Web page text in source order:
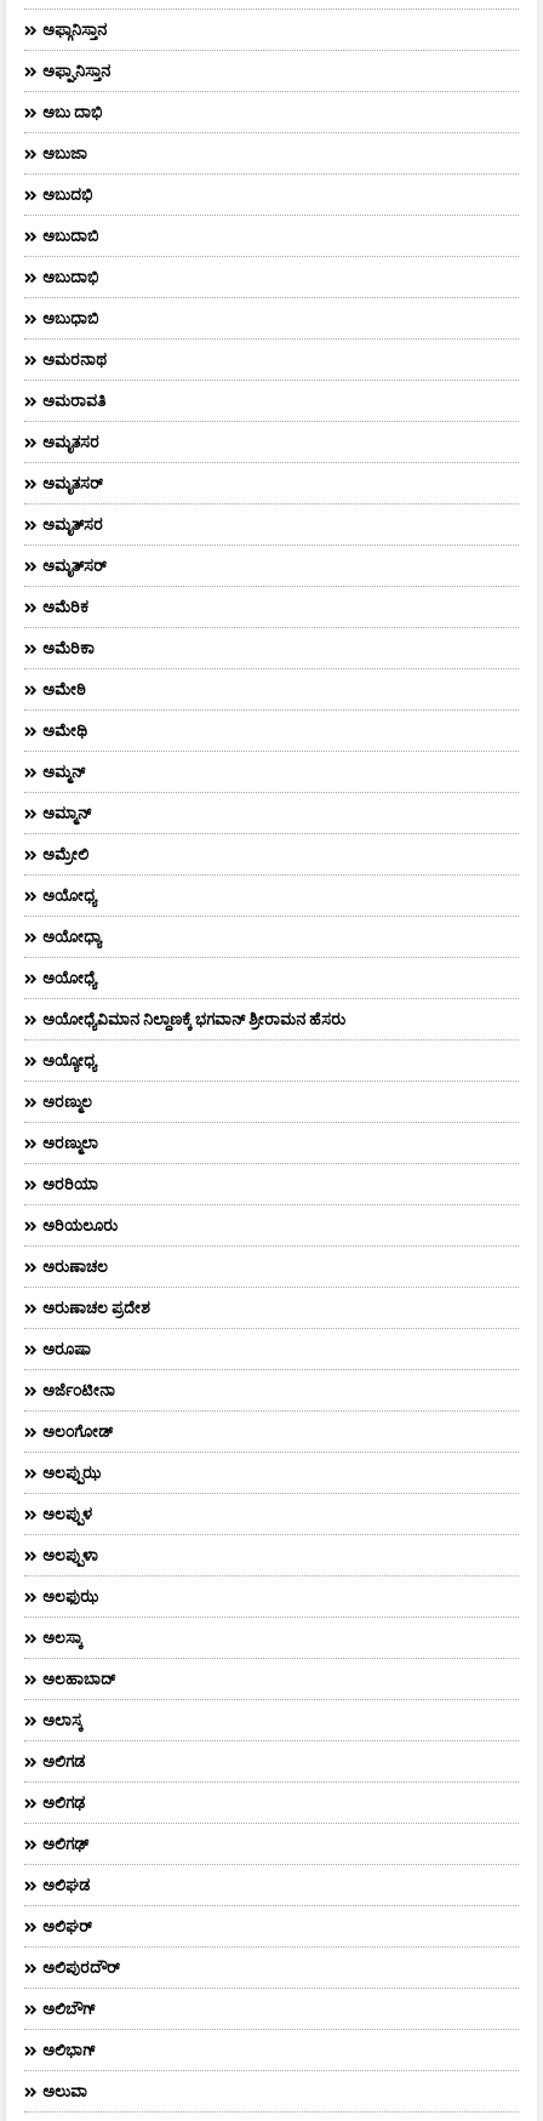
ಅಫ್ಗಾನಿಸ್ತಾನ
ಅಫ್ಘಾನಿಸ್ತಾನ
ಅಬು ದಾಭಿ
ಅಬುಜಾ
ಅಬುದಭಿ
ಅಬುದಾಬಿ
ಅಬುದಾಭಿ
ಅಬುಧಾಬಿ
ಅಮರನಾಥ
ಅಮರಾವತಿ
ಅಮೃತಸರ
ಅಮೃತಸರ್
ಅಮೃತ್‌ಸರ
ಅಮೃತ್​ಸರ್​
ಅಮೆರಿಕ
ಅಮೆರಿಕಾ
ಅಮೇಠಿ
ಅಮೇಥಿ
ಅಮ್ಮನ್‌
ಅಮ್ಮಾನ್
ಅಮ್ರೇಲಿ
ಅಯೋಧ್ಯ
ಅಯೋಧ್ಯಾ
ಅಯೋಧ್ಯೆ
ಅಯೋಧ್ಯೆವಿಮಾನ ನಿಲ್ದಾಣಕ್ಕೆ ಭಗವಾನ್ ಶ್ರೀರಾಮನ ಹೆಸರು
ಅಯ್ಯೋಧ್ಯ
ಅರಣ್ಮುಲ
ಅರಣ್ಮುಲಾ
ಅರರಿಯಾ
ಅರಿಯಲೂರು
ಅರುಣಾಚಲ
ಅರುಣಾಚಲ ಪ್ರದೇಶ
ಅರೂಷಾ
ಅರ್ಜೆಂಟೀನಾ
ಅಲಂಗೋಡ್
ಅಲಪ್ಪುಝ
ಅಲಪ್ಪುಳ
ಅಲಪ್ಪುಳಾ
ಅಲಫುಝ
ಅಲಸ್ಕಾ
ಅಲಹಾಬಾದ್
ಅಲಾಸ್ಕ
ಅಲಿಗಡ
ಅಲಿಗಢ
ಅಲಿಗಢ್
ಅಲಿಘಡ
ಅಲಿಘರ್
ಅಲಿಪುರದೌರ್‌
ಅಲಿಬೌಗ್
ಅಲಿಭಾಗ್
ಅಲುವಾ